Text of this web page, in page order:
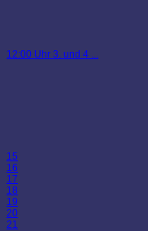
12:00 Uhr 3. und 4 ...
15
16
17
18
19
20
21